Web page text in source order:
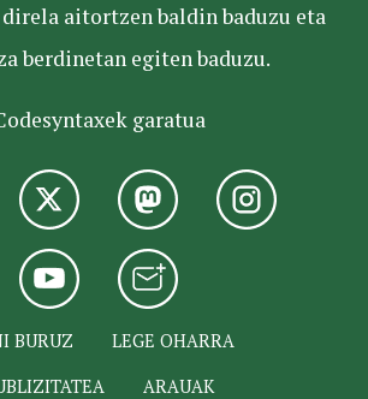
aitortzen baldin baduzu eta
berdinetan egiten baduzu.
garatua
BURUZ
LEGE OHARRA
ARAUAK